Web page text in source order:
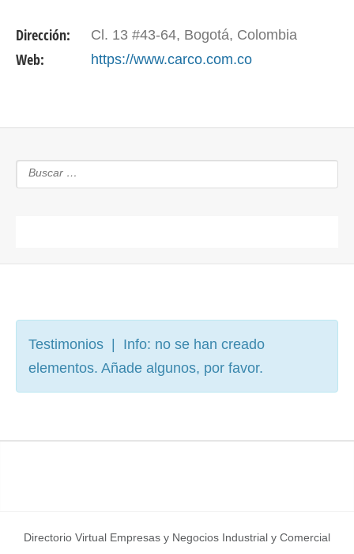
los cuales…
Dirección: Cl. 13 #43-64, Bogotá, Colombia
Web: https://www.carco.com.co
Testimonios | Info: no se han creado
elementos. Añade algunos, por favor.
Directorio Virtual Empresas y Negocios Industrial y Comercial